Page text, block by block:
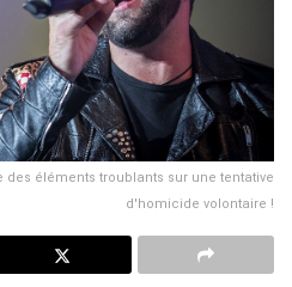
des éléments troublants sur une tentative
d'homicide volontaire !